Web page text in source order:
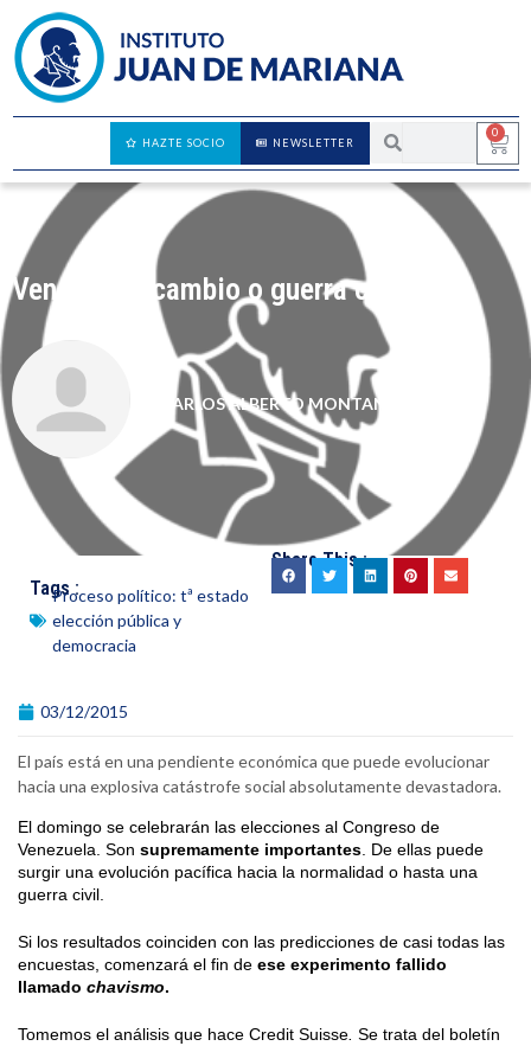
0
NEWSLETTER
HAZTE SOCIO
Venezuela: cambio o guerra civil
CARLOS ALBERTO MONTANER
Tags :Proceso político: tª estado
elección pública y
democracia
Share This :
03/12/2015
El país está en una pendiente económica que puede evolucionar
hacia una explosiva catástrofe social absolutamente devastadora.
El domingo se celebrarán las elecciones al Congreso de
Venezuela. Son supremamente importantes. De ellas puede
surgir una evolución pacífica hacia la normalidad o hasta una
guerra civil.
Si los resultados coinciden con las predicciones de casi todas las
encuestas, comenzará el fin de ese experimento fallido
llamado chavismo.
Tomemos el análisis que hace Credit Suisse. Se trata del boletín